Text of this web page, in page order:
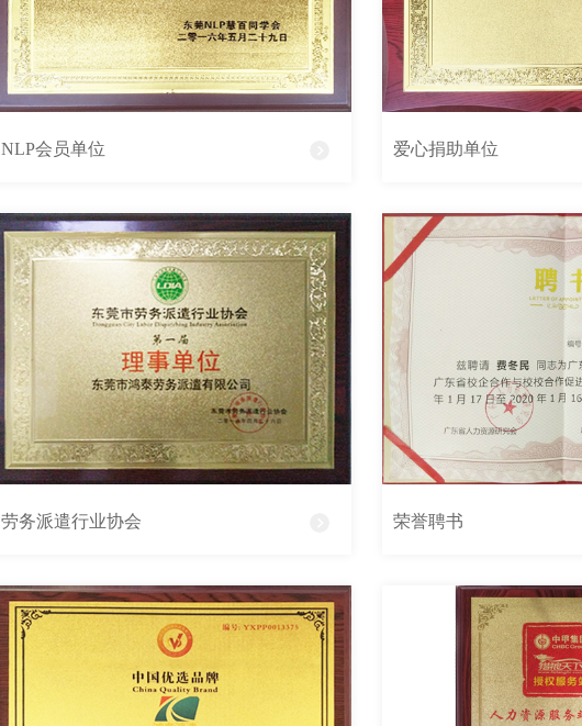
NLP会员单位 爱心捐助单位
劳务派遣行业协会 荣誉聘书